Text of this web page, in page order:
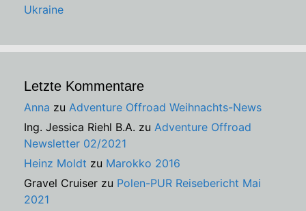
Ukraine
Letzte Kommentare
Anna zu Adventure Offroad Weihnachts-News
Ing. Jessica Riehl B.A. zu Adventure Offroad
Newsletter 02/2021
Heinz Moldt zu Marokko 2016
Gravel Cruiser zu Polen-PUR Reisebericht Mai
2021